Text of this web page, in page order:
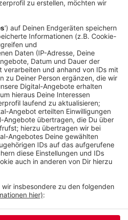
Allerdings sind die
zum Beispiel in
gezahlt werden. Die
hat der Ort Verl bei
03.07.2019 14:17